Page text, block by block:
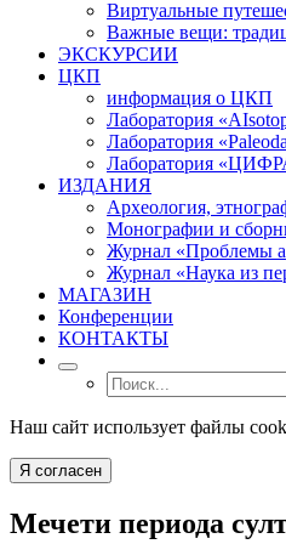
Виртуальные
Важные вещи:
ЭКСКУРСИИ
ЦКП
информация о ЦКП
Лаборатория
Лаборатория
Лаборатория
ИЗДАНИЯ
Археология,
Монографии и
Журнал «Проблемы
Журнал «Наука из
МАГАЗИН
Конференции
КОНТАКТЫ
Наш сайт использует файлы
Я согласен
Mечети периода